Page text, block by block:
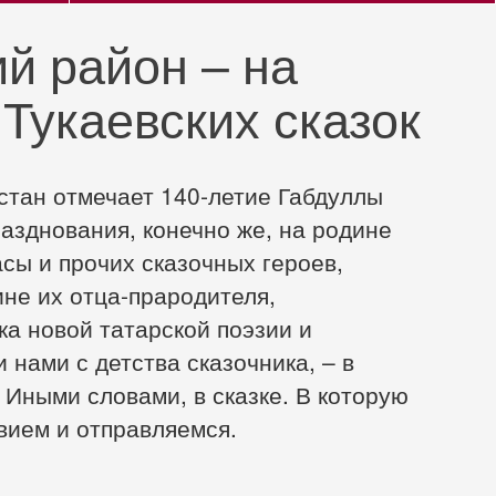
район – на
сказок
отмечает 140‑летие Габдуллы
конечно же, на родине
и прочих сказочных героев,
их отца-прародителя,
новой татарской поэзии и
с детства сказочника, – в
словами, в сказке. В которую
и отправляемся.